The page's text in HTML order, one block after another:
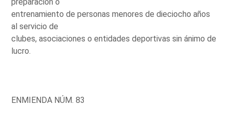
entrenamiento de personas menores de dieciocho años
al servicio de
clubes, asociaciones o entidades deportivas sin ánimo de
lucro.
ENMIENDA NÚM. 83